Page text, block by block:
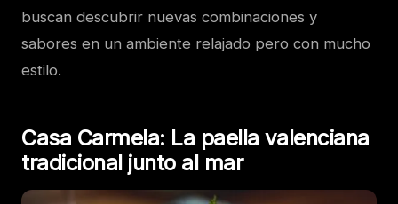
buscan descubrir nuevas combinaciones y
sabores en un ambiente relajado pero con mucho
estilo.
Casa Carmela: La paella valenciana
tradicional junto al mar